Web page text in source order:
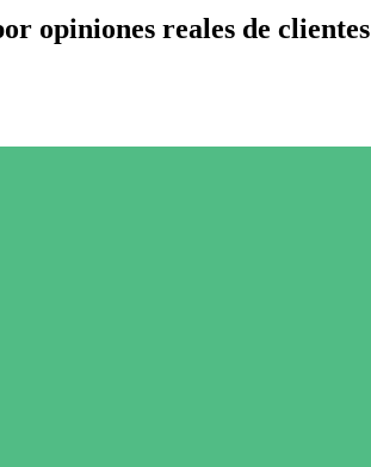
opiniones reales de clientes